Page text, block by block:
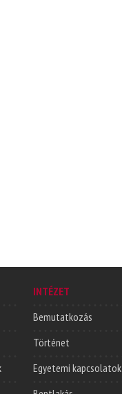
INTÉZET
Bemutatkozás
Történet
Egyetemi kapcsolatok